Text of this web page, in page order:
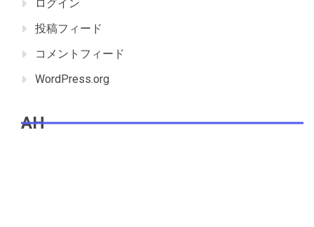
ログイン
投稿フィード
コメントフィード
WordPress.org
AH